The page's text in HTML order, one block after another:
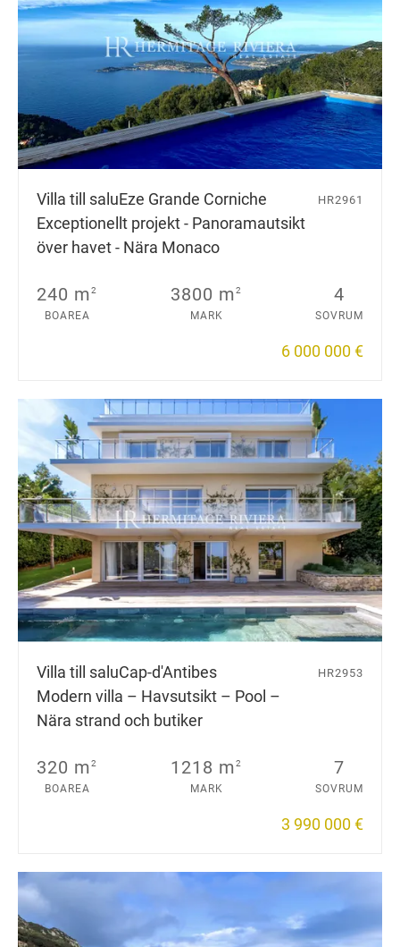
Villa till saluEze Grande Corniche
Exceptionellt projekt - Panoramautsikt
över havet - Nära Monaco
HR2961
240 m2
BOAREA
3800 m2
MARK
4
SOVRUM
6 000 000 €
Villa till saluCap-d'Antibes
Modern villa – Havsutsikt – Pool –
Nära strand och butiker
HR2953
320 m2
BOAREA
1218 m2
MARK
7
SOVRUM
3 990 000 €